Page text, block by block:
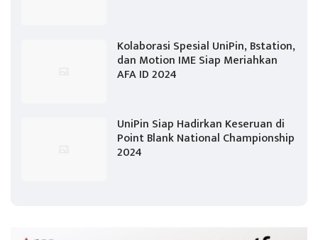
Kolaborasi Spesial UniPin, Bstation,
dan Motion IME Siap Meriahkan
AFA ID 2024
UniPin Siap Hadirkan Keseruan di
Point Blank National Championship
2024